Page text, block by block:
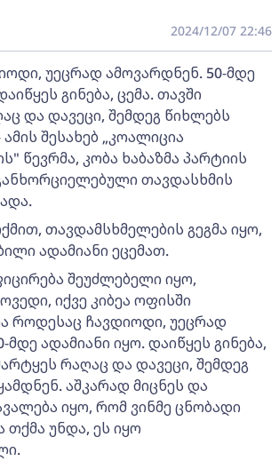
2024/12/07 22:46
უეცრად ამოვარდნენ. 50-მდე
გინება, ცემა. თავში
და დავეცი, შემდეგ წიხლებს
შესახებ „კოალიცია
წევრმა, კობა ხაბაზმა პარტიის
თავდასხმის
თავდამსხმელების გეგმა იყო,
ადამიანი ეცემათ.
შეუძლებელი იყო,
იქვე კიბეა ოფისში
როდესაც ჩავდიოდი, უეცრად
ადამიანი იყო. დაიწყეს გინება,
რაღაც და დავეცი, შემდეგ
აშკარად მიცნეს და
იყო, რომ ვინმე ცნობადი
თქმა უნდა, ეს იყო